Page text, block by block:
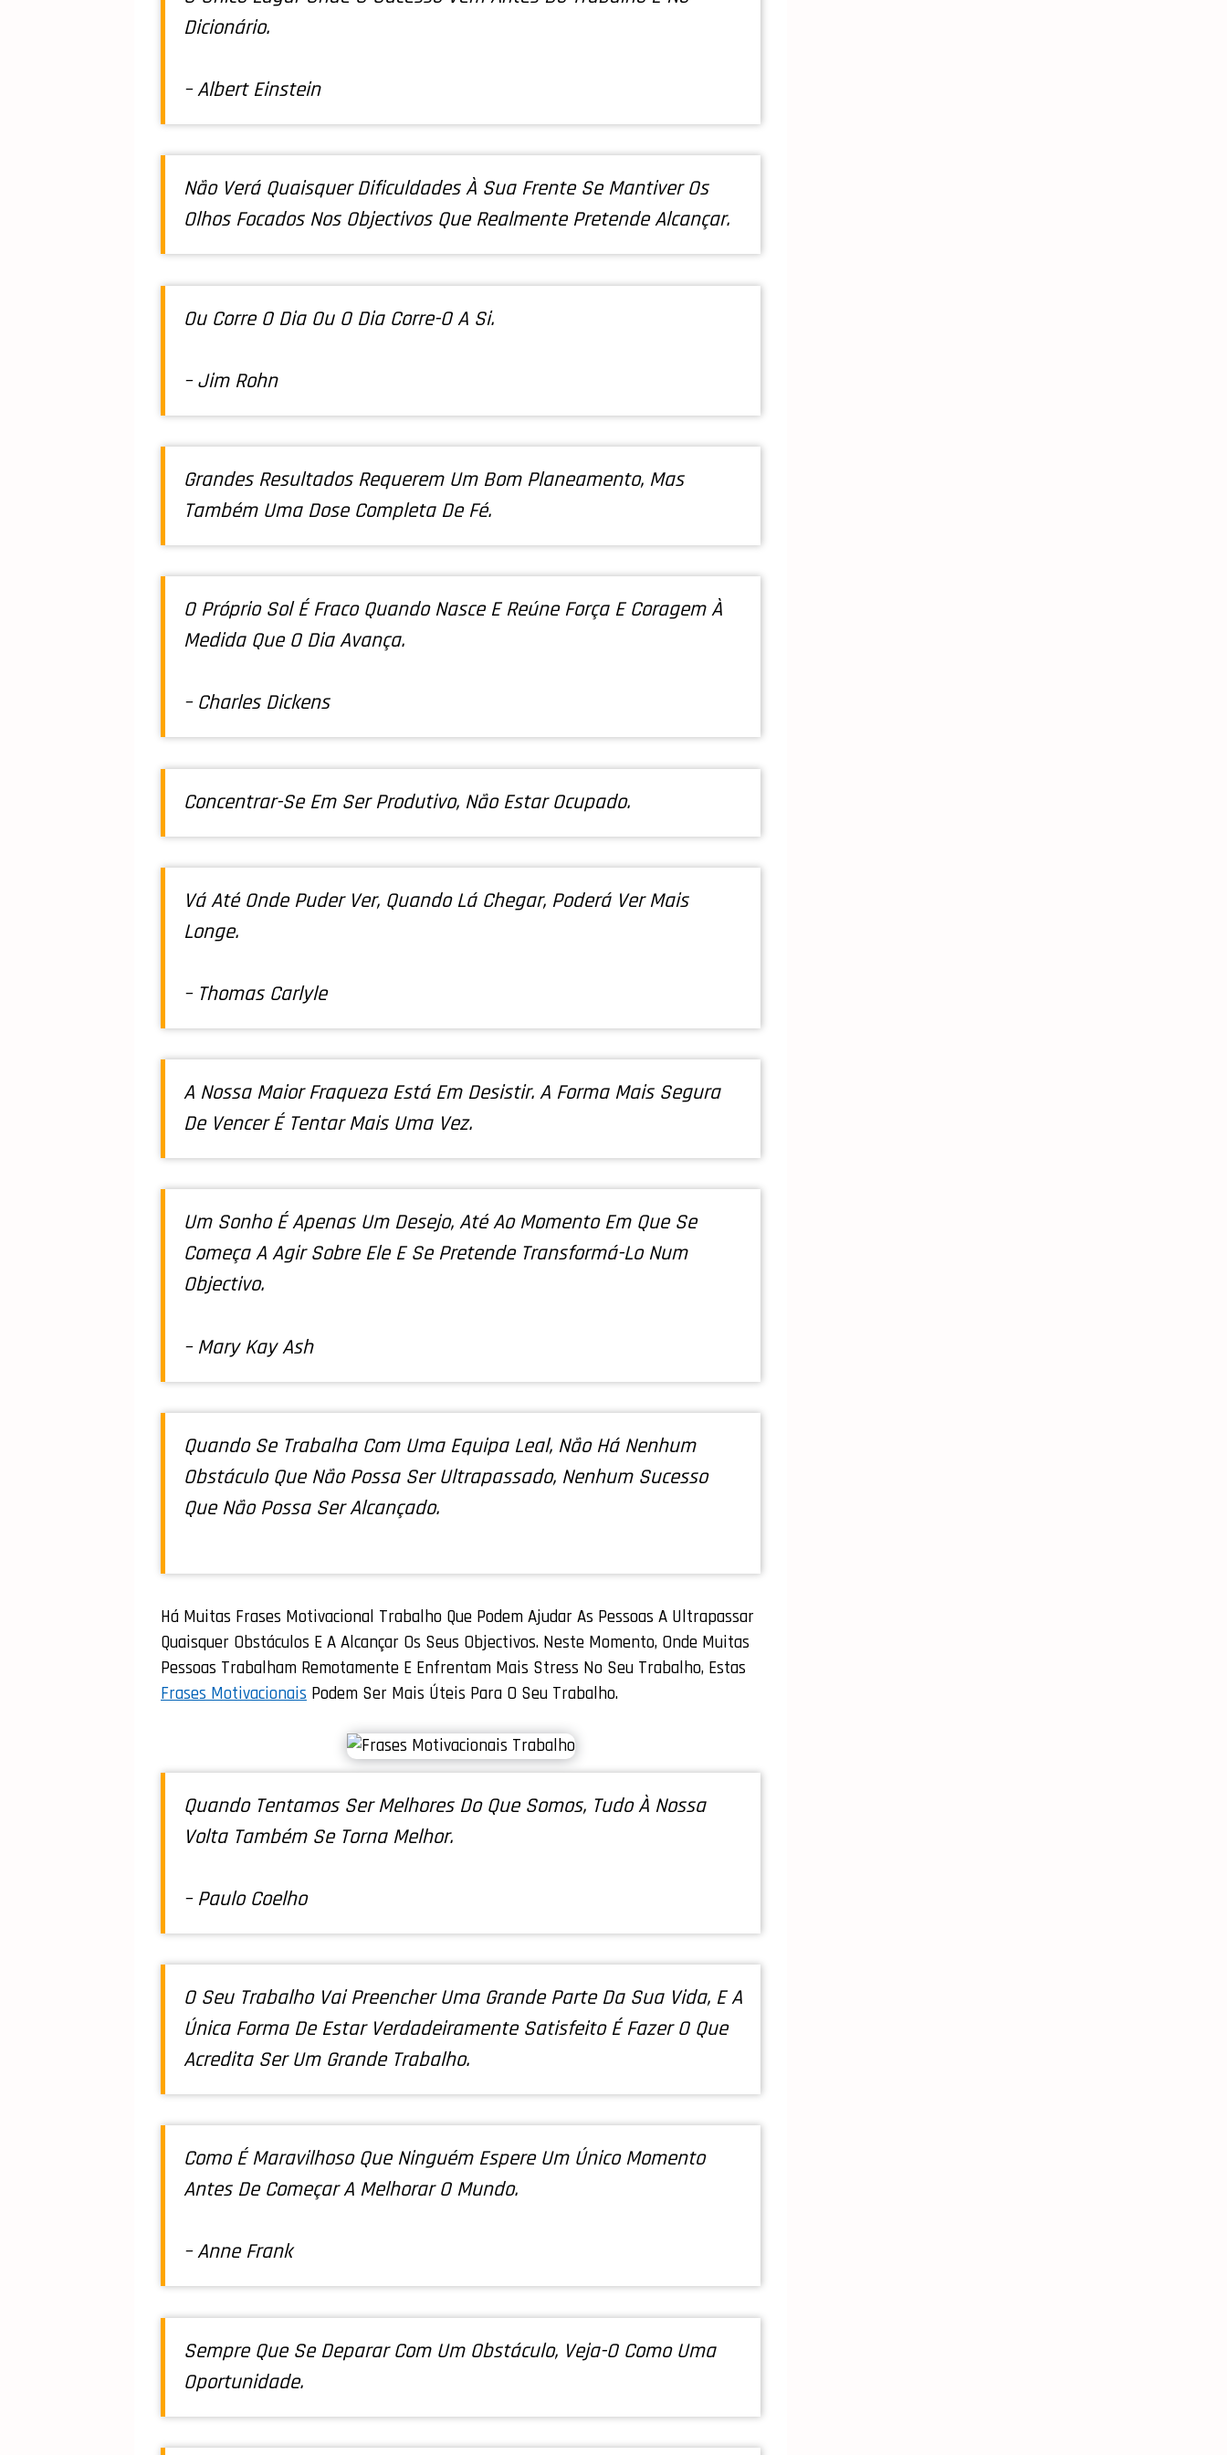
Dicionário.
– Albert Einstein
Não Verá Quaisquer Dificuldades À Sua Frente Se Mantiver Os
Olhos Focados Nos Objectivos Que Realmente Pretende Alcançar.
Ou Corre O Dia Ou O Dia Corre-O A Si.
– Jim Rohn
Grandes Resultados Requerem Um Bom Planeamento, Mas
Também Uma Dose Completa De Fé.
O Próprio Sol É Fraco Quando Nasce E Reúne Força E Coragem À
Medida Que O Dia Avança.
– Charles Dickens
Concentrar-Se Em Ser Produtivo, Não Estar Ocupado.
Vá Até Onde Puder Ver, Quando Lá Chegar, Poderá Ver Mais
Longe.
– Thomas Carlyle
A Nossa Maior Fraqueza Está Em Desistir. A Forma Mais Segura
De Vencer É Tentar Mais Uma Vez.
Um Sonho É Apenas Um Desejo, Até Ao Momento Em Que Se
Começa A Agir Sobre Ele E Se Pretende Transformá-Lo Num
Objectivo.
– Mary Kay Ash
Quando Se Trabalha Com Uma Equipa Leal, Não Há Nenhum
Obstáculo Que Não Possa Ser Ultrapassado, Nenhum Sucesso
Que Não Possa Ser Alcançado.
Há Muitas Frases Motivacional Trabalho Que Podem Ajudar As Pessoas A Ultrapassar
Quaisquer Obstáculos E A Alcançar Os Seus Objectivos. Neste Momento, Onde Muitas
Pessoas Trabalham Remotamente E Enfrentam Mais Stress No Seu Trabalho, Estas
Frases Motivacionais Podem Ser Mais Úteis Para O Seu Trabalho.
Quando Tentamos Ser Melhores Do Que Somos, Tudo À Nossa
Volta Também Se Torna Melhor.
– Paulo Coelho
O Seu Trabalho Vai Preencher Uma Grande Parte Da Sua Vida, E A
Única Forma De Estar Verdadeiramente Satisfeito É Fazer O Que
Acredita Ser Um Grande Trabalho.
Como É Maravilhoso Que Ninguém Espere Um Único Momento
Antes De Começar A Melhorar O Mundo.
– Anne Frank
Sempre Que Se Deparar Com Um Obstáculo, Veja-O Como Uma
Oportunidade.